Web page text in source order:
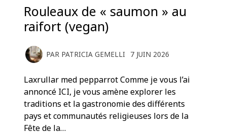
Rouleaux de « saumon » au
raifort (vegan)
PAR PATRICIA GEMELLI 7 JUIN 2026
Laxrullar med pepparrot Comme je vous l’ai
annoncé ICI, je vous amène explorer les
traditions et la gastronomie des différents
pays et communautés religieuses lors de la
Fête de la…